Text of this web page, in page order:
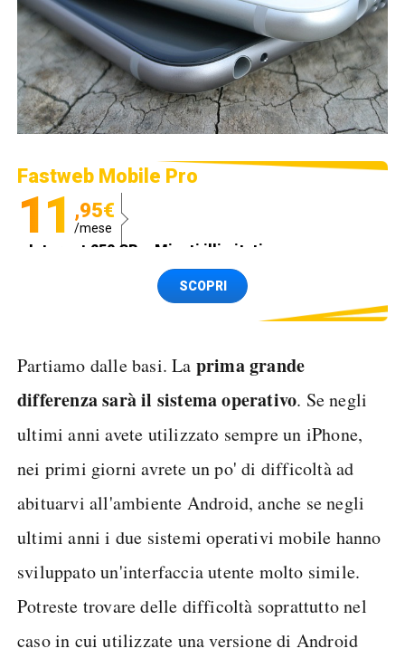
Fastweb Mobile Pro
11 ,95€
/mese
Internet 250 GB e Minuti illimitati
Spedizione SIM GRATISSCOPRI
Partiamo dalle basi. La prima grande
differenza sarà il sistema operativo. Se negli
ultimi anni avete utilizzato sempre un iPhone,
nei primi giorni avrete un po' di difficoltà ad
abituarvi all'ambiente Android, anche se negli
ultimi anni i due sistemi operativi mobile hanno
sviluppato un'interfaccia utente molto simile.
Potreste trovare delle difficoltà soprattutto nel
caso in cui utilizzate una versione di Android